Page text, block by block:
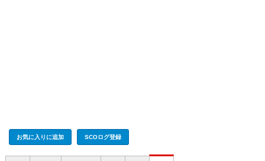
お気に入りに追加 SCOログ登録